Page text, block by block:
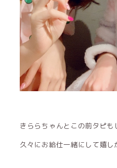
きららちゃんとこの前タピも
久々にお給仕一緒にして嬉